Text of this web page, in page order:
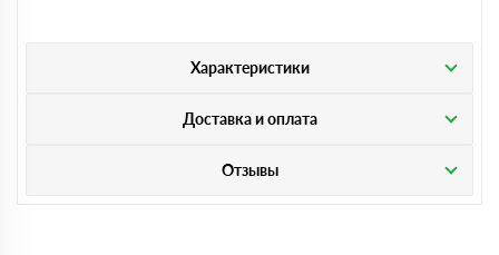
Характеристики
Доставка и оплата
Отзывы